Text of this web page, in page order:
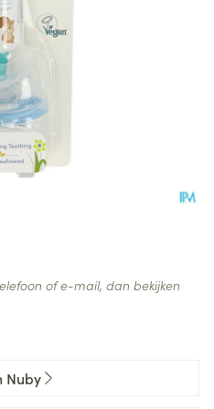
of e-mail, dan bekijken
Nuby